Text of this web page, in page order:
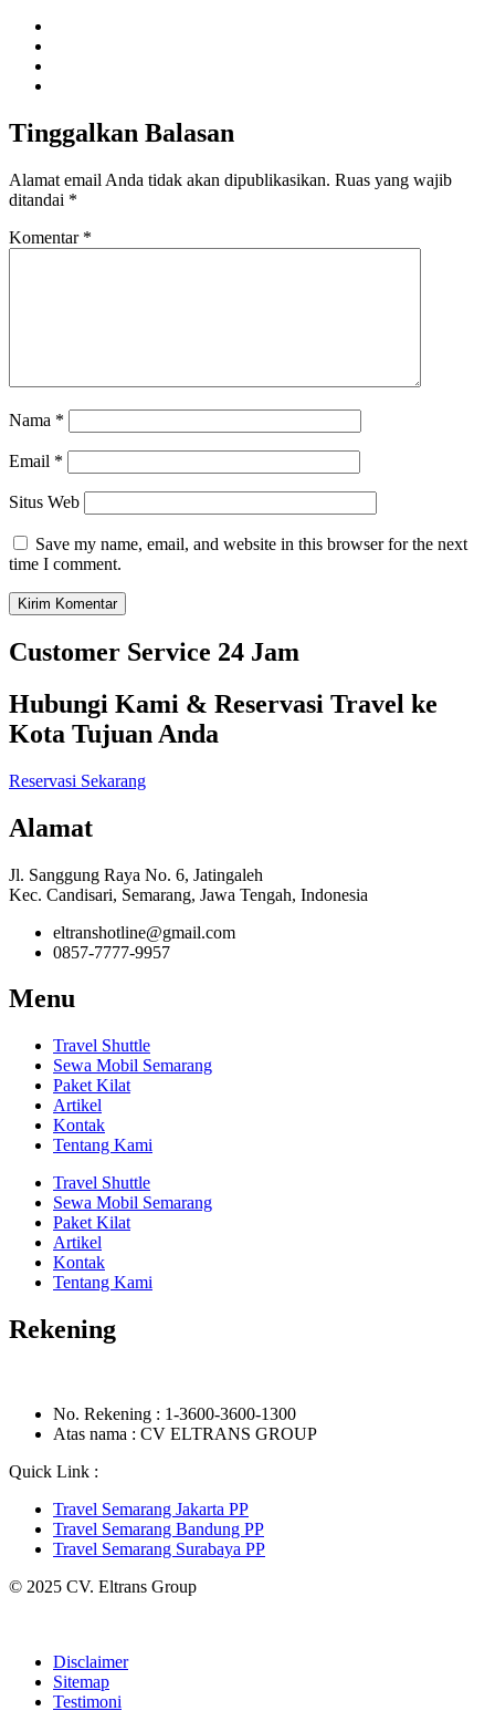
Tinggalkan Balasan
Alamat email Anda tidak akan dipublikasikan. Ruas yang wajib
ditandai *
Komentar *
Nama *
Email *
Situs Web
Save my name, email, and website in this browser for the next
time I comment.
Customer Service 24 Jam
Hubungi Kami & Reservasi Travel ke
Kota Tujuan Anda
Reservasi Sekarang
Alamat
Jl. Sanggung Raya No. 6, Jatingaleh
Kec. Candisari, Semarang, Jawa Tengah, Indonesia
eltranshotline@gmail.com
0857-7777-9957
Menu
Travel Shuttle
Sewa Mobil Semarang
Paket Kilat
Artikel
Kontak
Tentang Kami
Travel Shuttle
Sewa Mobil Semarang
Paket Kilat
Artikel
Kontak
Tentang Kami
Rekening
No. Rekening : 1-3600-3600-1300
Atas nama : CV ELTRANS GROUP
Quick Link :
Travel Semarang Jakarta PP
Travel Semarang Bandung PP
Travel Semarang Surabaya PP
© 2025 CV. Eltrans Group
Disclaimer
Sitemap
Testimoni